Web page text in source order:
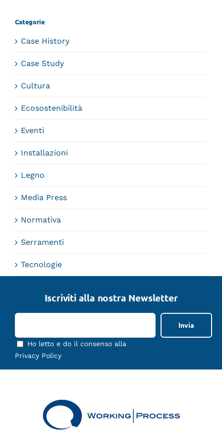
Categorie
Case History
Case Study
Cultura
Ecosostenibilità
Eventi
Installazioni
Legno
Media Press
Normativa
Serramenti
Tecnologie
Iscriviti alla nostra Newsletter
Ho letto e do il consenso alla
Privacy Policy